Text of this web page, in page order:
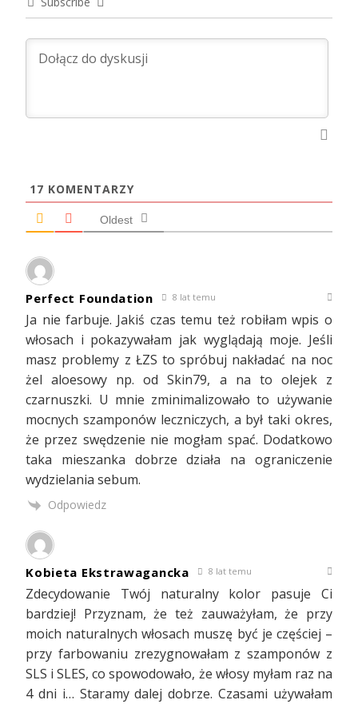
17 KOMENTARZY
Oldest
Perfect Foundation 8 lat temu
Ja nie farbuje. Jakiś czas temu też robiłam wpis o
włosach i pokazywałam jak wyglądają moje. Jeśli
masz problemy z ŁZS to spróbuj nakładać na noc
żel aloesowy np. od Skin79, a na to olejek z
czarnuszki. U mnie zminimalizowało to używanie
mocnych szamponów leczniczych, a był taki okres,
że przez swędzenie nie mogłam spać. Dodatkowo
taka mieszanka dobrze działa na ograniczenie
wydzielania sebum.
Odpowiedz
Kobieta Ekstrawagancka 8 lat temu
Zdecydowanie Twój naturalny kolor pasuje Ci
bardziej! Przyznam, że też zauważyłam, że przy
moich naturalnych włosach muszę być je częściej –
przy farbowaniu zrezygnowałam z szamponów z
SLS i SLES, co spowodowało, że włosy myłam raz na
4 dni i… Staramy dalej dobrze. Czasami używałam